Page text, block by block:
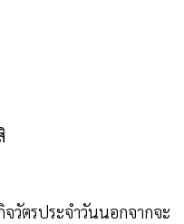
จวัตรประจำวันนอกจากจะ